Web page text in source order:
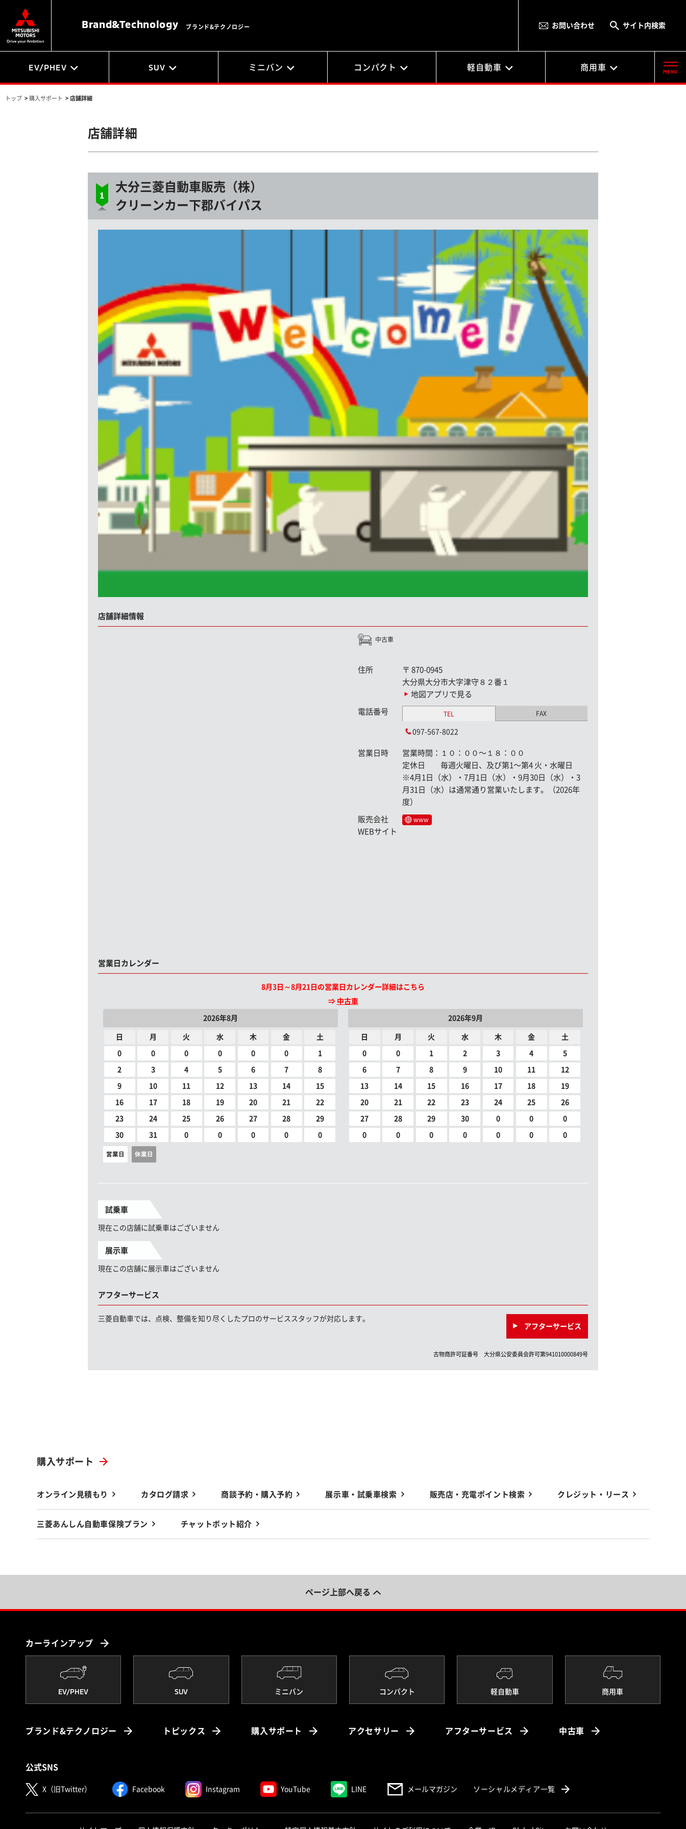
Brand&Technology ブランド&テクノロジー お問い合わせ サイト内検索
EV/PHEV SUV ミニバン コンパクト 軽自動車 商用車
トップ > 購入サポート > 店舗詳細
店舗詳細
大分三菱自動車販売（株）
クリーンカー下郡バイパス
店舗詳細情報
中古車
住所 〒870-0945
大分県大分市大字津守８２番１
地図アプリで見る
電話番号 TEL FAX
097-567-8022
営業日時
営業時間：１０：００〜１８：００
定休日 毎週火曜日、及び第1〜第4 火・水曜日
※4月1日（水）・7月1日（水）・9月30日（水）・3
月31日（水）は通常通り営業いたします。（2026年
度）
販売会社
WEBサイト
www
営業日カレンダー
8月3日～8月21日の営業日カレンダー詳細はこちら
⇒ 中古車
2026年8月
日 月 火 水 木 金 土
0 0 0 0 0 0 1
2 3 4 5 6 7 8
9 10 11 12 13 14 15
16 17 18 19 20 21 22
23 24 25 26 27 28 29
30 31 0 0 0 0 0
2026年9月
日 月 火 水 木 金 土
0 0 1 2 3 4 5
6 7 8 9 10 11 12
13 14 15 16 17 18 19
20 21 22 23 24 25 26
27 28 29 30 0 0 0
0 0 0 0 0 0 0
営業日 休業日
試乗車
現在この店舗に試乗車はございません
展示車
現在この店舗に展示車はございません
アフターサービス
三菱自動車では、点検、整備を知り尽くしたプロのサービススタッフが対応します。
アフターサービス
古物商許可証番号 大分県公安委員会許可第941010000849号
購入サポート
オンライン見積もり カタログ請求 商談予約・購入予約 展示車・試乗車検索 販売店・充電ポイント検索 クレジット・リース
三菱あんしん自動車保険プラン チャットボット紹介
ページ上部へ戻る
カーラインアップ
EV/PHEV SUV ミニバン コンパクト 軽自動車 商用車
ブランド&テクノロジー トピックス 購入サポート アクセサリー アフターサービス 中古車
公式SNS
ソーシャルメディア一覧
X（旧Twitter） Facebook Instagram YouTube LINE メールマガジン